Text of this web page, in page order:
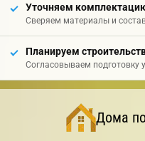
Уточняем
Сверяем материалы и
Планируем
Согласовываем подготовку
Дома